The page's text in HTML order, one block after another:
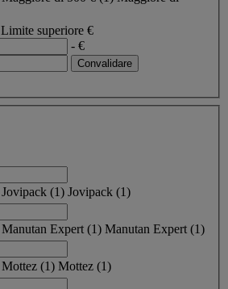
Limite superiore €
- €
Jovipack (1) Jovipack (1)
Manutan Expert (1) Manutan Expert (1)
Mottez (1) Mottez (1)